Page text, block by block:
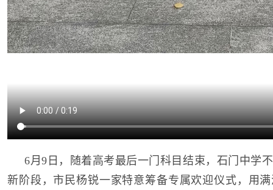
6月9日，随着高考最后一门科目结束，石门中学
新阶段，市民杨锐一家特意筹备专属欢迎仪式，用